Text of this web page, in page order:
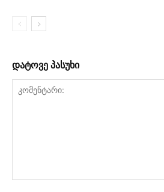
დატოვე პასუხი